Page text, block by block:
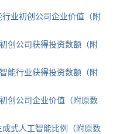
业初创公司企业价值（附
创公司获得投资数额（附
能行业获得投资数额（附
创公司企业价值（附原数
式人工智能比例（附原数